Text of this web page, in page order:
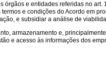
e entidades referidas no
e condições do Acordo em
e subsidiar a análise de
armazenamento e,
e acesso às informações dos